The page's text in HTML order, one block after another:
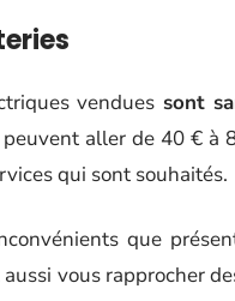
vendues sont
aller de 40 € à
qui sont souhaités.
que
vous rapprocher